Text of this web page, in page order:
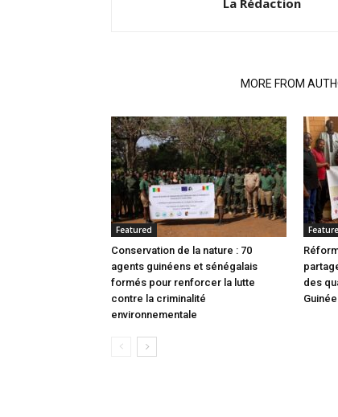
La Rédaction
MORE FROM
Featured
Conservation de la nature : 70
agents guinéens et sénégalais
formés pour renforcer la lutte
contre la criminalité
environnementale
des
Guinée